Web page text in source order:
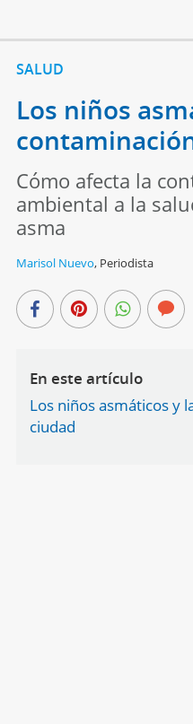
SALUD
Los niños
Cómo afecta la
ambiental a la
asma
Marisol Nuevo, Periodista
En este artículo
Los niños asmáticos y
ciudad